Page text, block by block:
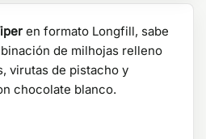
en formato Longfill, sabe
de milhojas relleno
virutas de pistacho y
chocolate blanco.